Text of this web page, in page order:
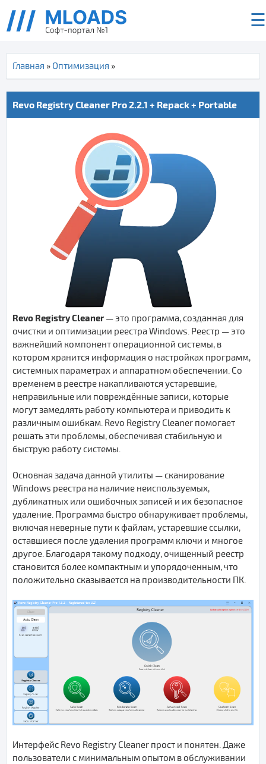
☰
Главная » Оптимизация »
Revo Registry Cleaner Pro 2.2.1 + Repack + Portable
Revo Registry Cleaner— это программа, созданная для
очистки и оптимизации реестра Windows. Реестр — это
важнейший компонент операционной системы, в
котором хранится информация о настройках программ,
системных параметрах и аппаратном обеспечении. Со
временем в реестре накапливаются устаревшие,
неправильные или повреждённые записи, которые
могут замедлять работу компьютера и приводить к
различным ошибкам. Revo Registry Cleaner помогает
решать эти проблемы, обеспечивая стабильную и
быструю работу системы.
Основная задача данной утилиты — сканирование
Windows реестра на наличие неиспользуемых,
дубликатных или ошибочных записей и их безопасное
удаление. Программа быстро обнаруживает проблемы,
включая неверные пути к файлам, устаревшие ссылки,
оставшиеся после удаления программ ключи и многое
другое. Благодаря такому подходу, очищенный реестр
становится более компактным и упорядоченным, что
положительно сказывается на производительности ПК.
Интерфейс Revo Registry Cleaner прост и понятен. Даже
пользователи с минимальным опытом в обслуживании